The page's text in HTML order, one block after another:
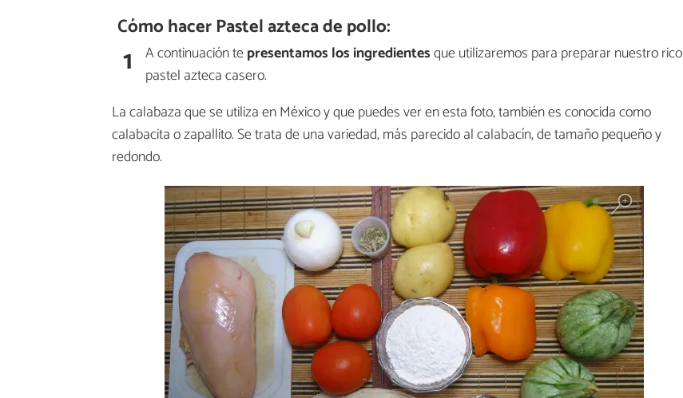
Cómo hacer Pastel azteca de pollo:
1 A continuación tepresentamos los ingredientesque utilizaremos para preparar nuestro rico
pastel azteca casero.
La calabaza que se utiliza en México y que puedes ver en esta foto, también es conocida como
calabacita o zapallito. Se trata de una variedad, más parecido al calabacín, de tamaño pequeño y
redondo.